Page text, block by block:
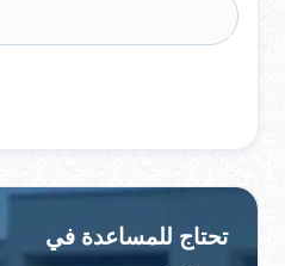
تحتاج للمساعدة في